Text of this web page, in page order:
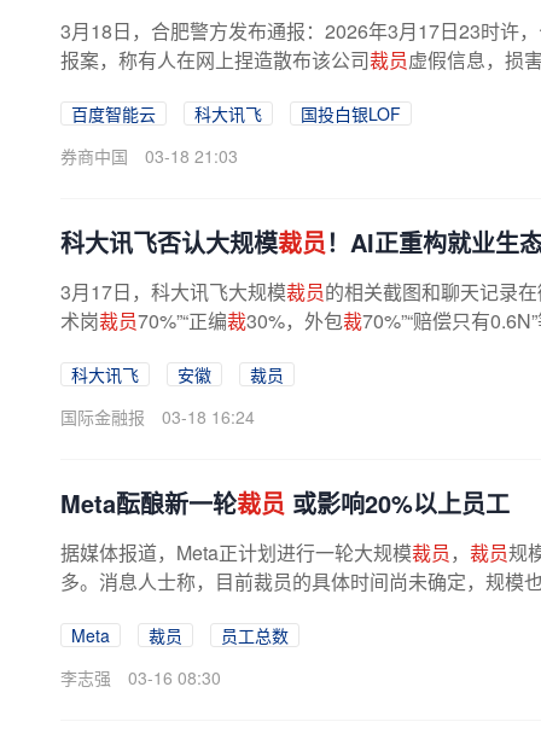
3月18日，合肥警方发布通报：2026年3月17日23时许
报案，称有人在网上捏造散布该公司裁员虚假信息，损
百度智能云 科大讯飞
国投白银LOF
券商中国
03-18 21:03
科大讯飞否认大规模裁员！AI正重构就业生
3月17日，科大讯飞大规模裁员的相关截图和聊天记录
术岗裁员70%”“正编裁30%，外包裁70%”“赔偿只有
科大讯飞 安徽
裁员
国际金融报
03-18 16:24
Meta酝酿新一轮裁员 或影响20%以上员工
据媒体报道，Meta正计划进行一轮大规模裁员 ， 裁员规
多。消息人士称，目前裁员的具体时间尚未确定，规模
Meta 裁员
员工总数
李志强
03-16 08:30